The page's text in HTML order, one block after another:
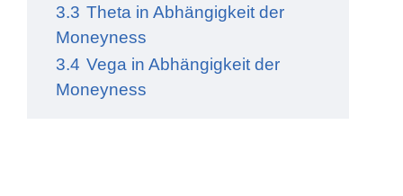
3.3 Theta in Abhängigkeit der
Moneyness
3.4 Vega in Abhängigkeit der
Moneyness